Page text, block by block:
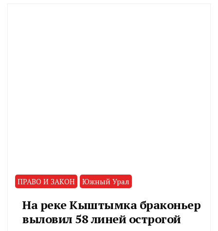
ПРАВО И ЗАКОН Южный Урал
На реке Кыштымка браконьер
выловил 58 линей острогой